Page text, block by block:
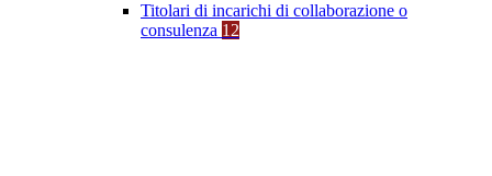
Titolari di incarichi di collaborazione o
consulenza 12